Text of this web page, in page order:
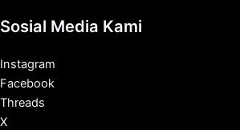
Sosial Media Kami
Instagram
Facebook
Threads
X